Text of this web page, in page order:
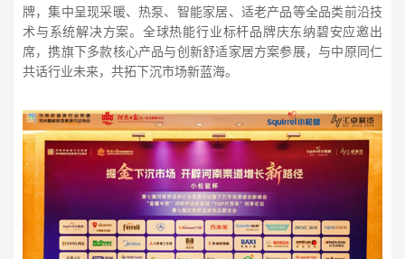
牌，集中呈现采暖、热泵、智能家居、适老产品等全品类前沿技
术与系统解决方案。全球热能行业标杆品牌庆东纳碧安应邀出
席，携旗下多款核心产品与创新舒适家居方案参展，与中原同仁
共话行业未来，共拓下沉市场新蓝海。